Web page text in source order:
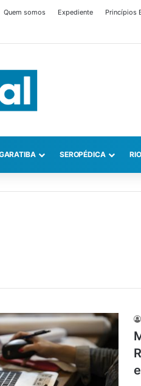
Quem somos Expediente Princípios
SEROPÉDICA